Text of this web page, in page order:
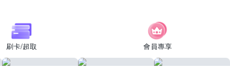
刷卡/超取 會員專享